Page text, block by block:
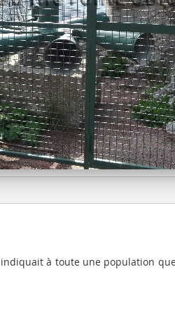
à toute une population